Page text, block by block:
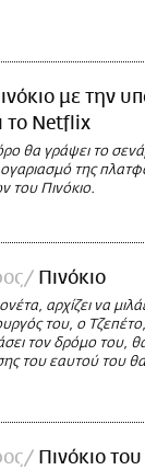
με την
το Netflix
θα γράψει το
της
του Πινόκιο.
Πινόκιο
αρχίζει να
του, ο
τον δρόμο
του εαυτού του
Πινόκιο